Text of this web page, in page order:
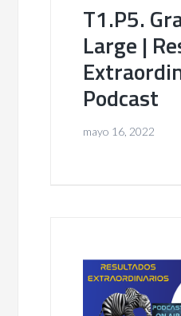
T1.P5.
Large |
Podcast
mayo 16, 2022